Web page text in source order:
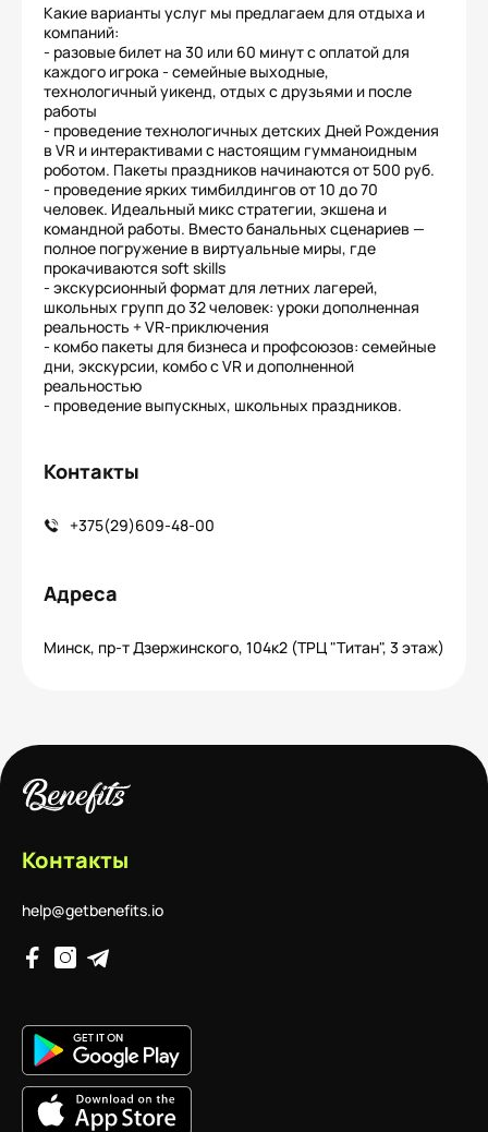
Какие варианты услуг мы предлагаем для отдыха и
компаний:
- разовые билет на 30 или 60 минут с оплатой для
каждого игрока - семейные выходные,
технологичный уикенд, отдых с друзьями и после
работы
- проведение технологичных детских Дней Рождения
в VR и интерактивами с настоящим гумманоидным
роботом. Пакеты праздников начинаются от 500 руб.
- проведение ярких тимбилдингов от 10 до 70
человек. Идеальный микс стратегии, экшена и
командной работы. Вместо банальных сценариев —
полное погружение в виртуальные миры, где
прокачиваются soft skills
- экскурсионный формат для летних лагерей,
школьных групп до 32 человек: уроки дополненная
реальность + VR-приключения
- комбо пакеты для бизнеса и профсоюзов: семейные
дни, экскурсии, комбо с VR и дополненной
реальностью
- проведение выпускных, школьных праздников.
Контакты
+375(29)609-48-00
Адреса
Минск, пр-т Дзержинского, 104к2 (ТРЦ "Титан", 3 этаж)
Контакты
help@getbenefits.io